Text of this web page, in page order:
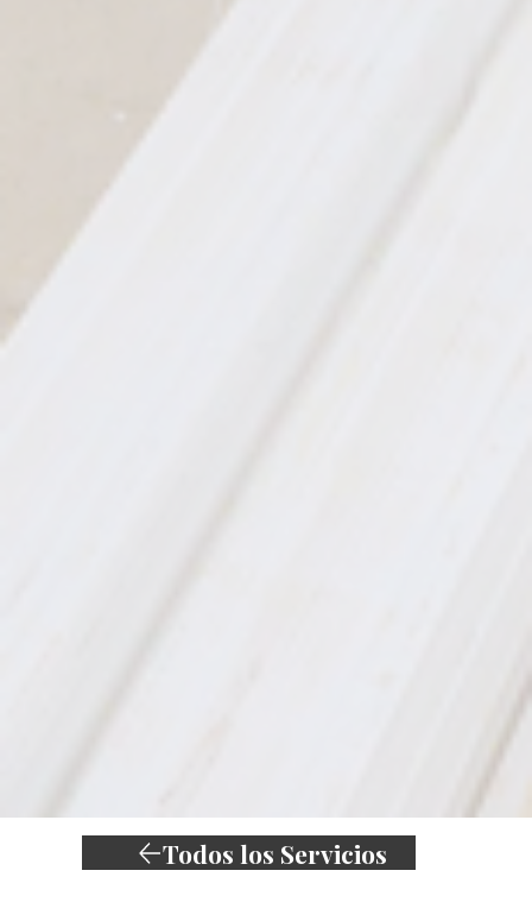
Todos los Servicios